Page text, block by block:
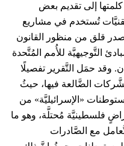
إلى تقديم بعض
تُستخدم في مشاريع
قلق من منظور القانون
التَّوجيهيَّة للأُمم المُتَّحدة
وقد حمَل التَّقرير تفصيلًا
الضَّالعة فيها، حيثُ
«الإسرائيليَّة» من
فلسطينيَّة مُحتلَّة، وهو ما
مع الصَّادرات